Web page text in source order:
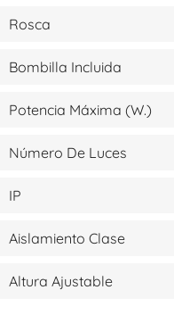
Rosca
Bombilla Incluida
Potencia Máxima (W.)
Número De Luces
IP
Aislamiento Clase
Altura Ajustable